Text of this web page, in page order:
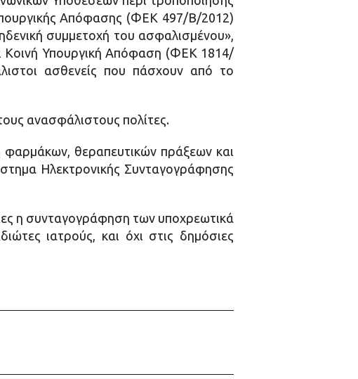
Απόφασης (ΦΕΚ 497/Β/2012)
συμμετοχή του ασφαλισμένου»,
Κοινή Υπουργική Απόφαση (ΦΕΚ 1814/
ασθενείς που πάσχουν από το
ανασφάλιστους πολίτες.
φαρμάκων, θεραπευτικών πράξεων και
Ηλεκτρονικής Συνταγογράφησης
η συνταγογράφηση των υποχρεωτικά
ιατρούς, και όχι στις δημόσιες